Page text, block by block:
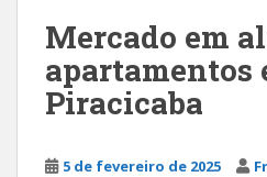
Mercado em
apartamentos
Piracicaba
5 de fevereiro de 2025